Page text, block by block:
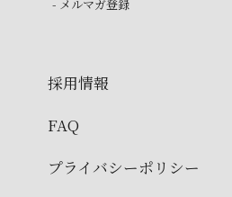
- メルマガ登録
採用情報
FAQ
プライバシーポリシー